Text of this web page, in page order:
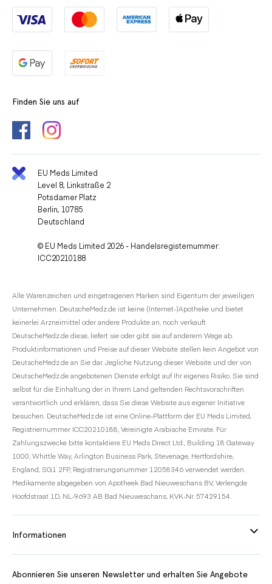
Finden Sie uns auf
EU Meds Limited
Level 8, Linkstraße 2
Potsdamer Platz
Berlin, 10785
Deutschland
© EU Meds Limited 2026 - Handelsregisternummer:
ICC20210188
Alle Warenzeichen und eingetragenen Marken sind Eigentum der jeweiligen
Unternehmen. DeutscheMedz.de ist keine (Internet-)Apotheke und bietet
keinerlei Arzneimittel oder andere Produkte an, noch verkauft
DeutscheMedz.de diese, liefert sie oder gibt sie auf anderem Wege ab.
Produktinformationen und Preise auf dieser Website stellen kein Angebot von
DeutscheMedz.de an Sie dar. Jegliche Nutzung dieser Website und der von
DeutscheMedz.de angebotenen Dienste erfolgt auf Ihr eigenes Risiko. Sie sind
selbst für die Einhaltung der in Ihrem Land geltenden Rechtsvorschriften
verantwortlich und erklären, dass Sie diese Website aus eigener Initiative
besuchen. DeutscheMedz.de ist eine Online-Plattform der EU Meds Limited,
Registriernummer ICC20210188, Vereinigte Arabische Emirate. Für
Zahlungszwecke bitte kontaktiere EU Meds Direct Ltd., Building 18 Gateway
1000, Whittle Way, Arlington Business Park, Stevenage, Hertfordshire,
England, SG1 2FP, Registrierungsnummer 12058346 verwendet werden.
Medikamente abgegeben von Apotheek Bad Nieuweschans BV, Verlengde
Hoofdstraat 1D, NL-9693 AB Bad Nieuweschans, KVK-Nr. 57429154.
Informationen
Abonnieren Sie unseren Newsletter und erhalten Sie Angebote